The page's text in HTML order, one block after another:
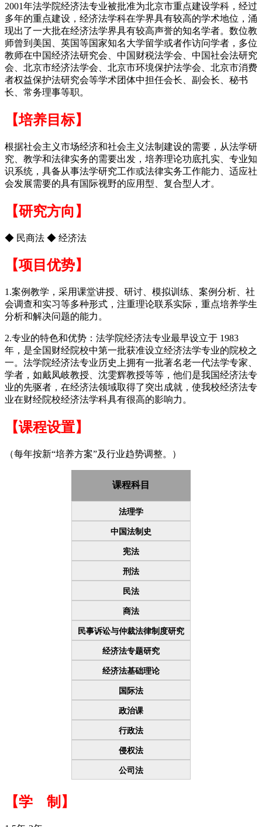
2001年法学院经济法专业被批准为北京市重点建设学科，经过
多年的重点建设，经济法学科在学界具有较高的学术地位，涌
现出了一大批在经济法学界具有较高声誉的知名学者。数位教
师曾到美国、英国等国家知名大学留学或者作访问学者，多位
教师在中国经济法研究会、中国财税法学会、中国社会法研究
会、北京市经济法学会、北京市环境保护法学会、北京市消费
者权益保护法研究会等学术团体中担任会长、副会长、秘书
长、常务理事等职。
【培养目标】
根据社会主义市场经济和社会主义法制建设的需要，从法学研
究、教学和法律实务的需要出发，培养理论功底扎实、专业知
识系统，具备从事法学研究工作或法律实务工作能力、适应社
会发展需要的具有国际视野的应用型、复合型人才。
【研究方向】
◆ 民商法 ◆ 经济法
【项目优势】
1.案例教学，采用课堂讲授、研讨、模拟训练、案例分析、社
会调查和实习等多种形式，注重理论联系实际，重点培养学生
分析和解决问题的能力。
2.专业的特色和优势：法学院经济法专业最早设立于 1983
年，是全国财经院校中第一批获准设立经济法学专业的院校之
一。法学院经济法专业历史上拥有一批著名老一代法学专家、
学者，如戴凤岐教授、沈雯辉教授等等，他们是我国经济法专
业的先驱者，在经济法领域取得了突出成就，使我校经济法专
业在财经院校经济法学科具有很高的影响力。
【课程设置】
（每年按新“培养方案”及行业趋势调整。）
课程科目
法理学
中国法制史
宪法
刑法
民法
商法
民事诉讼与仲裁法律制度研究
经济法专题研究
经济法基础理论
国际法
政治课
行政法
侵权法
公司法
【学 制】